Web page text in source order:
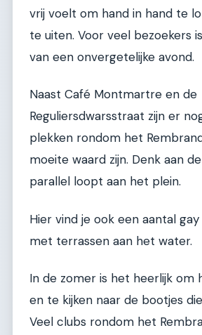
vrij voelt om hand in hand te
te uiten. Voor veel bezoekers
van een onvergetelijke avond.
Naast Café Montmartre en de
Reguliersdwarsstraat zijn er
plekken rondom het
moeite waard zijn. Denk aan
parallel loopt aan het plein.
Hier vind je ook een aantal
met terrassen aan het water.
In de zomer is het heerlijk om
en te kijken naar de bootjes
Veel clubs rondom het